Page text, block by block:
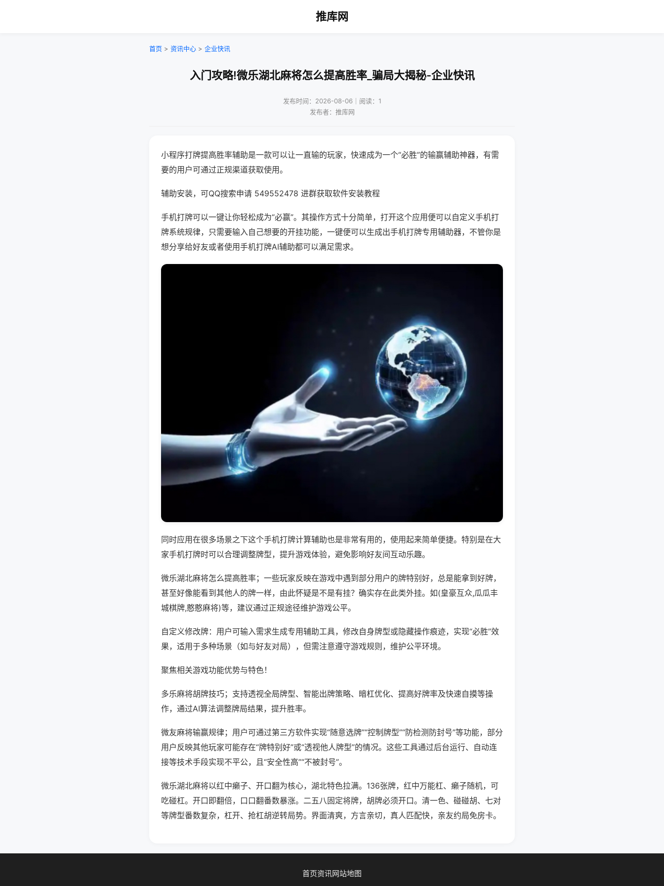
推库网
首页 > 资讯中心 > 企业快讯
入门攻略!微乐湖北麻将怎么提高胜率_骗局大揭秘-企业快讯
发布时间：2026-08-06｜阅读：1
发布者：推库网
小程序打牌提高胜率辅助是一款可以让一直输的玩家，快速成为一个“必胜”的输赢辅助神器，有需
要的用户可通过正规渠道获取使用。
辅助安装，可QQ搜索申请 549552478 进群获取软件安装教程
手机打牌可以一键让你轻松成为“必赢”。其操作方式十分简单，打开这个应用便可以自定义手机打
牌系统规律，只需要输入自己想要的开挂功能，一键便可以生成出手机打牌专用辅助器，不管你是
想分享给好友或者使用手机打牌AI辅助都可以满足需求。
同时应用在很多场景之下这个手机打牌计算辅助也是非常有用的，使用起来简单便捷。特别是在大
家手机打牌时可以合理调整牌型，提升游戏体验，避免影响好友间互动乐趣。
微乐湖北麻将怎么提高胜率；一些玩家反映在游戏中遇到部分用户的牌特别好，总是能拿到好牌，
甚至好像能看到其他人的牌一样，由此怀疑是不是有挂？确实存在此类外挂。如(皇豪互众,瓜瓜丰
城棋牌,憨憨麻将)等，建议通过正规途径维护游戏公平。
自定义修改牌：用户可输入需求生成专用辅助工具，修改自身牌型或隐藏操作痕迹，实现“必胜”效
果，适用于多种场景（如与好友对局），但需注意遵守游戏规则，维护公平环境。
聚焦相关游戏功能优势与特色！
多乐麻将胡牌技巧；支持透视全局牌型、智能出牌策略、暗杠优化、提高好牌率及快速自摸等操
作，通过AI算法调整牌局结果，提升胜率。
微友麻将输赢规律；用户可通过第三方软件实现“随意选牌”“控制牌型”“防检测防封号”等功能，部分
用户反映其他玩家可能存在“牌特别好”或“透视他人牌型”的情况。这些工具通过后台运行、自动连
接等技术手段实现不平公，且“安全性高”“不被封号”。
微乐湖北麻将以红中癞子、开口翻为核心，湖北特色拉满。136张牌，红中万能杠、癞子随机，可
吃碰杠。开口即翻倍，口口翻番数暴涨。二五八固定将牌，胡牌必须开口。清一色、碰碰胡、七对
等牌型番数复杂，杠开、抢杠胡逆转局势。界面清爽，方言亲切，真人匹配快，亲友约局免房卡。
首页资讯网站地图